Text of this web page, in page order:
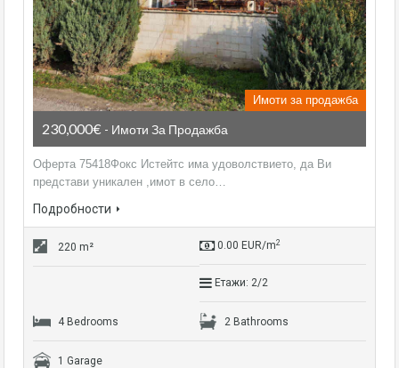
Имоти за продажба
230,000€ - Имоти За Продажба
Оферта 75418Фокс Истейтс има удоволствието, да Ви
представи уникален ,имот в село…
Подробности
220 m² 0.00 EUR/m2
Етажи: 2/2
4 Bedrooms 2 Bathrooms
1 Garage